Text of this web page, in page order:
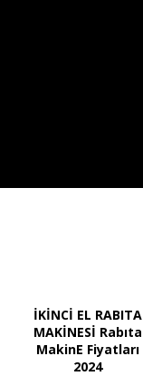
İKİNCİ EL RABITA
MAKİNESİ Rabıta
MakinE Fiyatları
2024